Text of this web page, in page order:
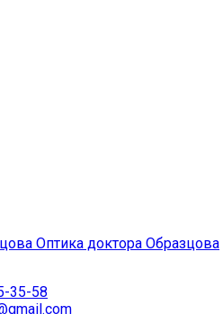
Оптика доктора Образцова
35-58